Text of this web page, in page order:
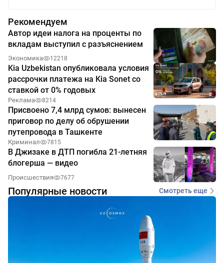
Рекомендуем
Автор идеи налога на проценты по
вкладам выступил с разъяснением
Экономика 12218
Kia Uzbekistan опубликовала условия
рассрочки платежа на Kia Sonet со
ставкой от 0% годовых
Реклама 8214
Присвоено 7,4 млрд сумов: вынесен
приговор по делу об обрушении
путепровода в Ташкенте
Криминал 7815
В Джизаке в ДТП погибла 21-летняя
блогерша — видео
Происшествия 7677
Популярные новости Смотреть еще